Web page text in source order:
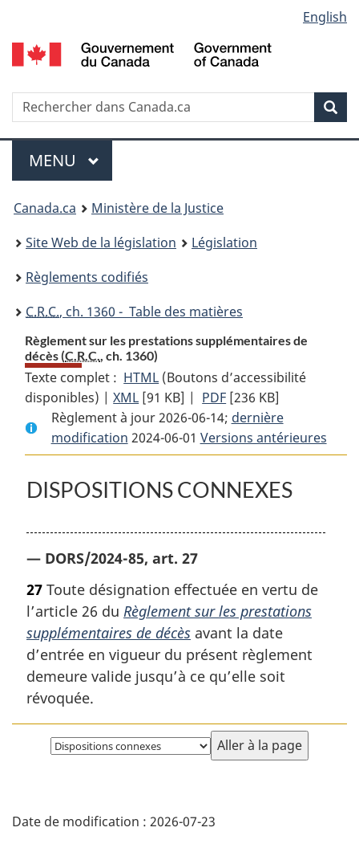
au
contenu
propos
de
la
HTML
simplifiée
selection
English
Recherche
Menu
MENU PRINCIPAL
You
are
here:
Canada.ca
Ministère de la Justice
Site Web de la législation
Législation
Règlements codifiés
C.R.C., ch. 1360 - Table des matières
Règlement sur les prestations supplémentaires de
décès (C.R.C., ch. 1360)
Texte complet : HTML Texte
complet
:
Règlement
sur
les
prestations
de
décès
(Boutons d’accessibilité
disponibles) |XML Texte
complet
:
Règlement
sur
les
supplémentaires
de
[91 KB] | PDF Texte
complet
:
Règlement
sur
les
supplémentaires
[236 KB]
Règlement à jour 2026-06-14; dernière
modification 2024-06-01 Versions antérieures
DISPOSITIONS CONNEXES
— DORS/2024-85, art. 27
27 Toute désignation effectuée en vertu de
l’article 26 du Règlement sur les prestations
supplémentaires de décès avant la date
d’entrée en vigueur du présent règlement
demeure valide jusqu’à ce qu’elle soit
révoquée.
Choisissez
la
é
Date de modification : 2026-07-23